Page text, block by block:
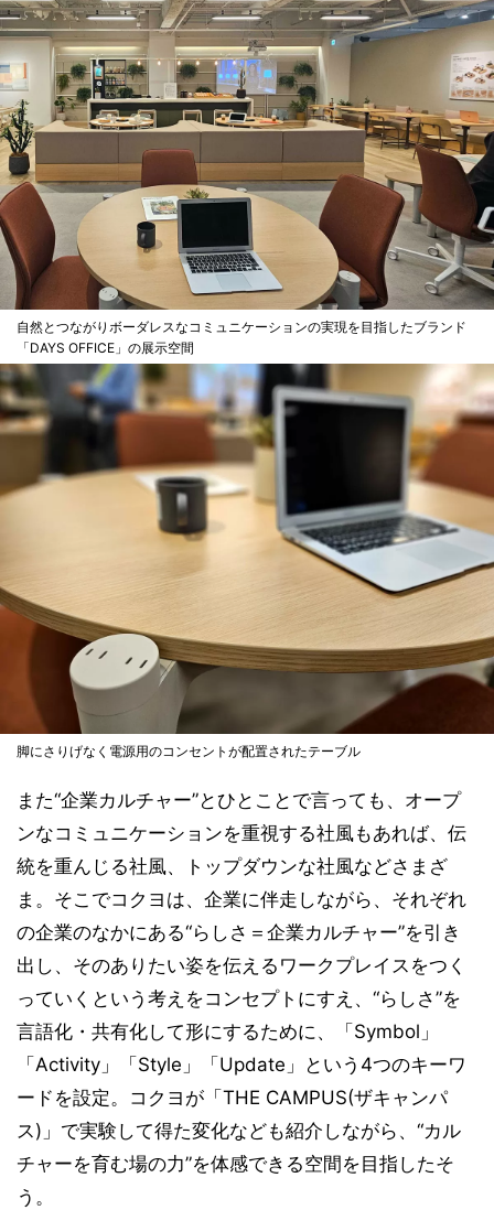
自然とつながりボーダレスなコミュニケーションの実現を目指したブランド
「DAYS OFFICE」の展示空間
脚にさりげなく電源用のコンセントが配置されたテーブル
また“企業カルチャー”とひとことで言っても、オープ
ンなコミュニケーションを重視する社風もあれば、伝
統を重んじる社風、トップダウンな社風などさまざ
ま。そこでコクヨは、企業に伴走しながら、それぞれ
の企業のなかにある“らしさ＝企業カルチャー”を引き
出し、そのありたい姿を伝えるワークプレイスをつく
っていくという考えをコンセプトにすえ、“らしさ”を
言語化・共有化して形にするために、「Symbol」
「Activity」「Style」「Update」という4つのキーワ
ードを設定。コクヨが「THE CAMPUS(ザキャンパ
ス)」で実験して得た変化なども紹介しながら、“カル
チャーを育む場の力”を体感できる空間を目指したそ
う。